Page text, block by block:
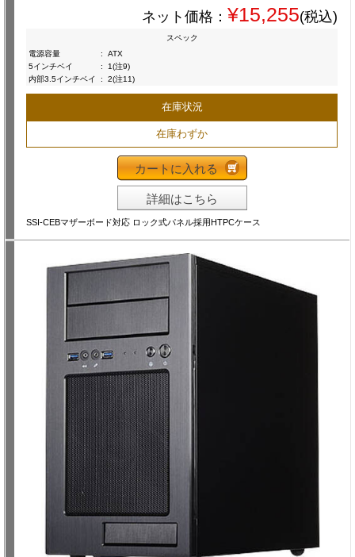
ネット価格： ¥15,255(税込)
スペック
電源容量
:
ATX
5インチベイ
:
1(注9)
内部3.5インチベイ
: 2(注11)
在庫状況
在庫わずか
カートに入れる
詳細はこちら
SSI-CEBマザーボード対応 ロック式パネル採用HTPCケース